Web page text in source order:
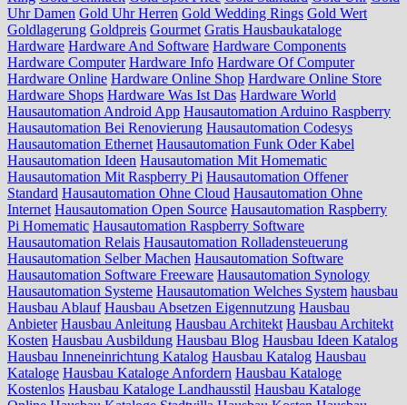
Uhr Damen Gold Uhr Herren Gold Wedding Rings Gold Wert
Goldlagerung Goldpreis Gourmet Gratis Hausbaukataloge
Hardware Hardware And Software Hardware Components
Hardware Computer Hardware Info Hardware Of Computer
Hardware Online Hardware Online Shop Hardware Online Store
Hardware Shops Hardware Was Ist Das Hardware World
Hausautomation Android App Hausautomation Arduino Raspberry
Hausautomation Bei Renovierung Hausautomation Codesys
Hausautomation Ethernet Hausautomation Funk Oder Kabel
Hausautomation Ideen Hausautomation Mit Homematic
Hausautomation Mit Raspberry Pi Hausautomation Offener
Standard Hausautomation Ohne Cloud Hausautomation Ohne
Internet Hausautomation Open Source Hausautomation Raspberry
Pi Homematic Hausautomation Raspberry Software
Hausautomation Relais Hausautomation Rolladensteuerung
Hausautomation Selber Machen Hausautomation Software
Hausautomation Software Freeware Hausautomation Synology
Hausautomation Systeme Hausautomation Welches System hausbau
Hausbau Ablauf Hausbau Absetzen Eigennutzung Hausbau
Anbieter Hausbau Anleitung Hausbau Architekt Hausbau Architekt
Kosten Hausbau Ausbildung Hausbau Blog Hausbau Ideen Katalog
Hausbau Inneneinrichtung Katalog Hausbau Katalog Hausbau
Kataloge Hausbau Kataloge Anfordern Hausbau Kataloge
Kostenlos Hausbau Kataloge Landhausstil Hausbau Kataloge